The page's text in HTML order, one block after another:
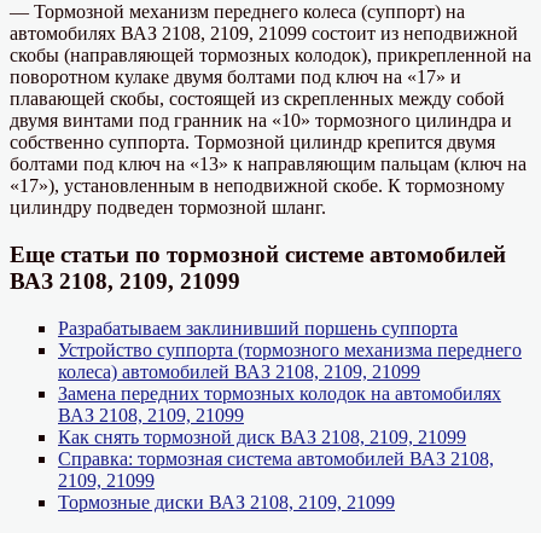
— Тормозной механизм переднего колеса (суппорт) на
автомобилях ВАЗ 2108, 2109, 21099 состоит из неподвижной
скобы (направляющей тормозных колодок), прикрепленной на
поворотном кулаке двумя болтами под ключ на «17» и
плавающей скобы, состоящей из скрепленных между собой
двумя винтами под гранник на «10» тормозного цилиндра и
собственно суппорта. Тормозной цилиндр крепится двумя
болтами под ключ на «13» к направляющим пальцам (ключ на
«17»), установленным в неподвижной скобе. К тормозному
цилиндру подведен тормозной шланг.
Еще статьи по тормозной системе автомобилей
ВАЗ 2108, 2109, 21099
Разрабатываем заклинивший поршень суппорта
Устройство суппорта (тормозного механизма переднего
колеса) автомобилей ВАЗ 2108, 2109, 21099
Замена передних тормозных колодок на автомобилях
ВАЗ 2108, 2109, 21099
Как снять тормозной диск ВАЗ 2108, 2109, 21099
Справка: тормозная система автомобилей ВАЗ 2108,
2109, 21099
Тормозные диски ВАЗ 2108, 2109, 21099